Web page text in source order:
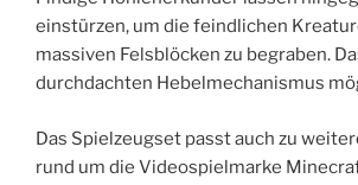
einstürzen, um die feindlichen
massiven Felsblöcken zu begraben.
durchdachten Hebelmechanismus
Das Spielzeugset passt auch zu
rund um die Videospielmarke